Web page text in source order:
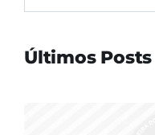
Últimos Posts